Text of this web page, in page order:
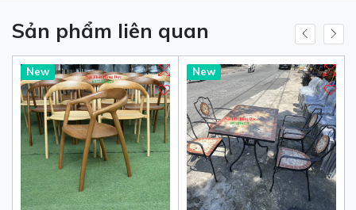
Sản phẩm liên quan
New New